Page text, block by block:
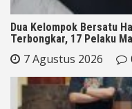
Dua Kelompok Bersatu
Terbongkar, 17 Pelaku
7 Agustus 2026